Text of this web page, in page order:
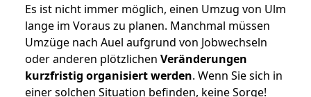
Es ist nicht immer möglich, einen Umzug von Ulm
lange im Voraus zu planen. Manchmal müssen
Umzüge nach Auel aufgrund von Jobwechseln
oder anderen plötzlichen Veränderungen
kurzfristig organisiert werden. Wenn Sie sich in
einer solchen Situation befinden, keine Sorge!